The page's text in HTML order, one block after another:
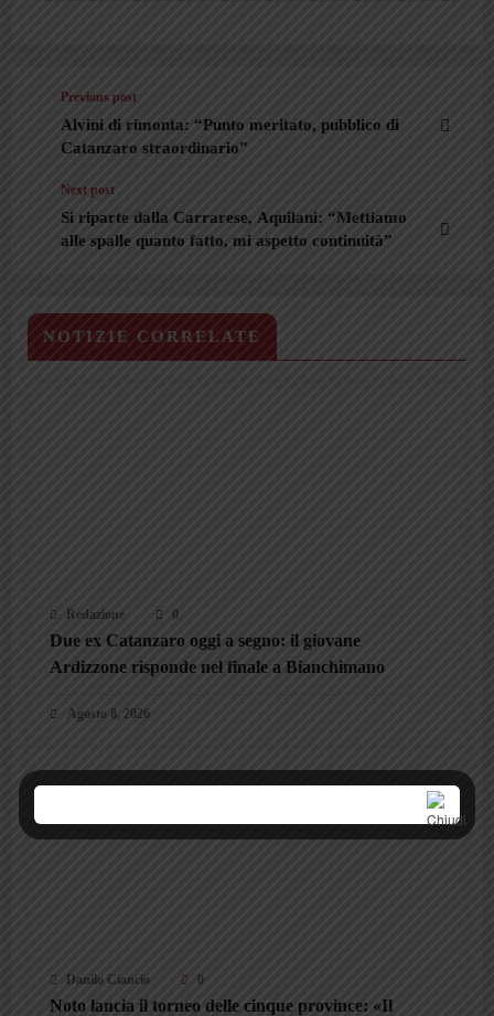
Previous post
Alvini di rimonta: “Punto meritato, pubblico di
Catanzaro straordinario”
Next post
Si riparte dalla Carrarese, Aquilani: “Mettiamo
alle spalle quanto fatto, mi aspetto continuità”
NOTIZIE CORRELATE
Redazione 0
Due ex Catanzaro oggi a segno: il giovane
Ardizzone risponde nel finale a Bianchimano
Agosto 8, 2026
Danilo Ciancio 0
Noto lancia il torneo delle cinque province: «Il